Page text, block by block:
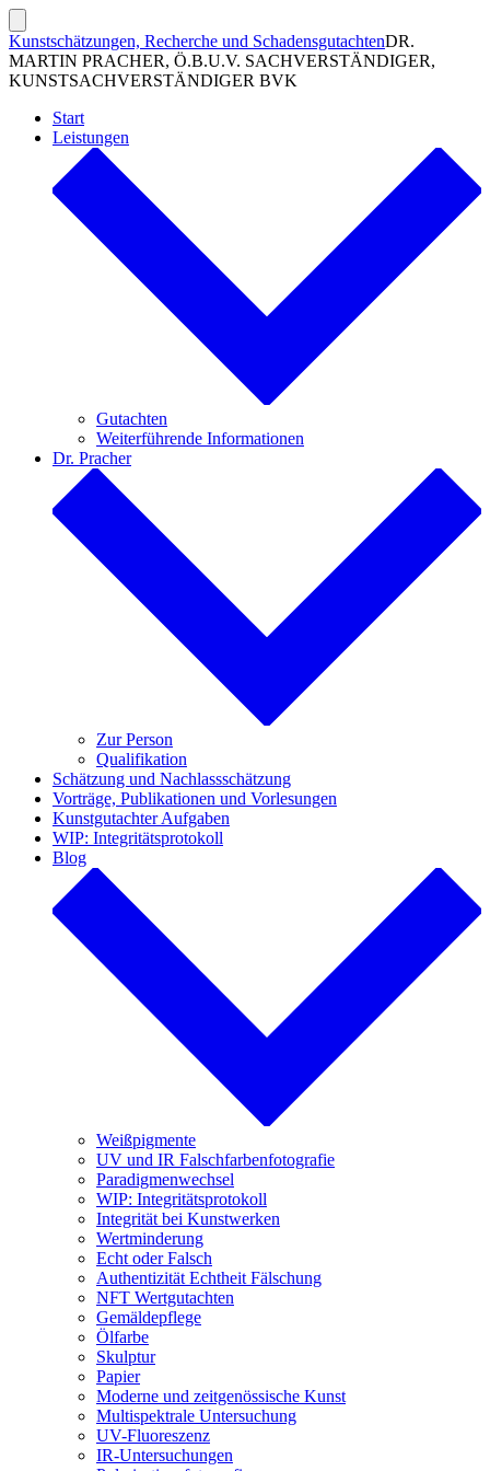
Zum
Inhalt
springen
Suche
ein-/ausblenden
Kunstschätzungen, Recherche und SchadensgutachtenDR.
MARTIN PRACHER, Ö.B.U.V. SACHVERSTÄNDIGER,
KUNSTSACHVERSTÄNDIGER BVK
Start
Leistungen
Gutachten
Weiterführende Informationen
Dr. Pracher
Zur Person
Qualifikation
Schätzung und Nachlassschätzung
Vorträge, Publikationen und Vorlesungen
Kunstgutachter Aufgaben
WIP: Integritätsprotokoll
Blog
Weißpigmente
UV und IR Falschfarbenfotografie
Paradigmenwechsel
WIP: Integritätsprotokoll
Integrität bei Kunstwerken
Wertminderung
Echt oder Falsch
Authentizität Echtheit Fälschung
NFT Wertgutachten
Gemäldepflege
Ölfarbe
Skulptur
Papier
Moderne und zeitgenössische Kunst
Multispektrale Untersuchung
UV-Fluoreszenz
IR-Untersuchungen